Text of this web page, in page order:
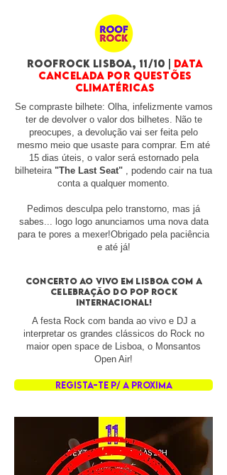
roofrock LISBOA, 11/10 | DATA
CANCELADA POR QUESTÕES
CLIMATÉRICAS
Se compraste bilhete: Olha, infelizmente vamos
ter de devolver o valor dos bilhetes. Não te
preocupes, a devolução vai ser feita pelo
mesmo meio que usaste para comprar. Em até
15 dias úteis, o valor será estornado pela
bilheteira "The Last Seat" , podendo cair na tua
conta a qualquer momento.
Pedimos desculpa pelo transtorno, mas já
sabes... logo logo anunciamos uma nova data
para te pores a mexer!Obrigado pela paciência
e até já!
CONCERTO AO VIVO em Lisboa com A
Celebração dO POP ROCK
INTERNACIONAL!
A festa Rock com banda ao vivo e DJ a
interpretar os grandes clássicos do Rock no
maior open space de Lisboa, o Monsantos
Open Air!
REGISTA-TE P/ A PROXIMA